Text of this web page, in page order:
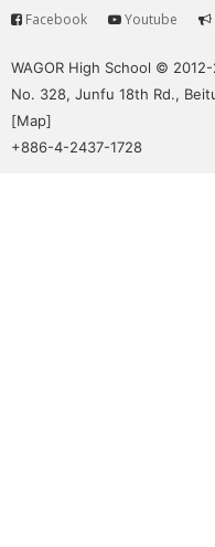
Service
Facebook Youtube
WAGOR High School ©
No. 328, Junfu 18th Rd.,
[Map]
+886-4-2437-1728